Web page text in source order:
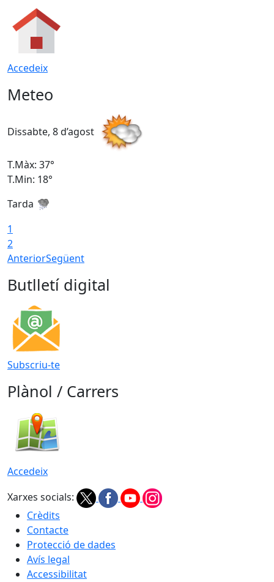
Accedeix
Meteo
Dissabte, 8 d’agost
T.Màx: 37°
T.Min: 18°
Tarda
1
2
AnteriorSegüent
Butlletí digital
Subscriu-te
Plànol / Carrers
Accedeix
Xarxes socials:
Crèdits
Contacte
Protecció de dades
Avís legal
Accessibilitat